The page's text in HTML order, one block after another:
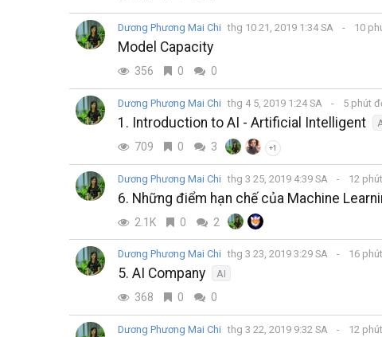
Dương Phương Mai Chi thg 10 21, 2019 1:34 SA 10
Model Capacity
356 0 0
Dương Phương Mai Chi thg 4 5, 2019 1:24 SA 5 phút
1. Introduction to AI - Artificial Intelligent
709 0 3 +1
Dương Phương Mai Chi thg 3 25, 2019 4:39 SA 12
6. Những điểm hạn chế của Machine
2.1K 0 2
Dương Phương Mai Chi thg 3 23, 2019 3:29 SA 16
5. AI Company AI
368 0 0
Dương Phương Mai Chi thg 3 22, 2019 9:32 SA 12